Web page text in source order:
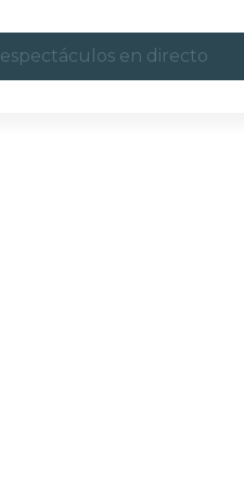
espectáculos en directo